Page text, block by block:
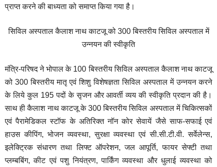
प्राप्त करने की बाध्यता को समाप्त किया गया है।
सिविल अस्पताल कैलाश नाथ काटजू को 300 बिस्तरीय सिविल अस्पताल में
उन्नयन की स्वीकृति
मंत्रि-परिषद ने भोपाल के 100 बिस्तरीय सिविल अस्पताल कैलाश नाथ काटजू
को 300 बिस्तरीय मातृ एवं शिशु विशेषज्ञता सिविल अस्पताल में उन्नयन करने
के लिये कुल 195 पदों के सृजन और आवर्ती व्यय की स्वीकृति प्रदान की है।
साथ ही कैलाश नाथ काटजू के 300 बिस्तरीय सिविल अस्पताल में चिकित्सकों
एवं पैरामेडिकल स्टॉफ के अतिरिक्त नॉन कोर सेवायें जैसे साफ-सफाई एवं
हाउस कीपिंग, भोजन व्यवस्था, सुरक्षा व्यवस्था एवं सी.सी.टी.वी. सर्वेलेन्स,
इलेक्ट्रिक संधारण तथा लिफ्ट ऑपरेशन, जल आपूर्ति, फायर सेफ्टी तथा
प्लम्बबिंग, कीट एवं पशु नियंत्रण, पार्किंग व्यवस्था और धुलाई व्यवस्था को